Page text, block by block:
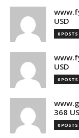
USD
0 POSTS
USD
0 POSTS
368
0 POSTS